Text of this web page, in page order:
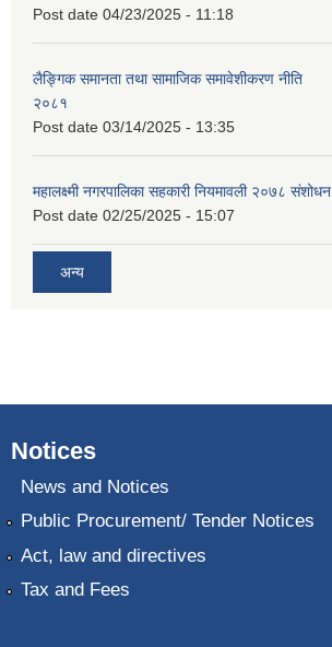
Post date 04/23/2025 - 11:18
लैङ्गिक समानता तथा सामाजिक समावेशीकरण नीति
२०८१
Post date 03/14/2025 - 13:35
महालक्ष्मी नगरपालिका सहकारी नियमावली २०७८ संशोधन
Post date 02/25/2025 - 15:07
अन्य
Notices
News and Notices
Public Procurement/ Tender Notices
Act, law and directives
Tax and Fees